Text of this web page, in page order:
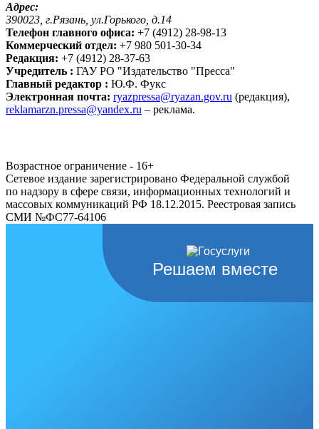
Адрес:
390023, г.Рязань, ул.Горького, д.14
Телефон главного офиса: +7 (4912) 28-98-13
Коммерческий отдел: +7 980 501-30-34
Редакция: +7 (4912) 28-37-63
Учредитель : ГАУ РО "Издательство "Пресса"
Главный редактор : Ю.Ф. Фукс
Электронная почта: ryazpressa@ryazan.gov.ru (редакция),
reklamarzn.pressa@yandex.ru – реклама.
Возрастное ограничение - 16+
Сетевое издание зарегистрировано Федеральной службой
по надзору в сфере связи, информационных технологий и
массовых коммуникаций РФ 18.12.2015. Реестровая запись
СМИ №ФС77-64106
Решаем вместе